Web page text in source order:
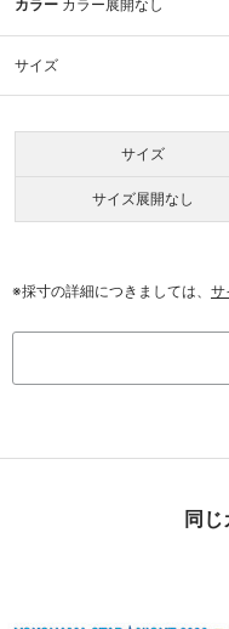
カラー カラー展開なし
サイズ
サイズ
サイズ展開なし
※採寸の詳細につきましては、 サ
同じ